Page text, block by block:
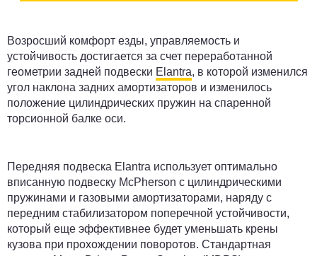
Возросший комфорт езды, управляемость и
устойчивость достигается за счет переработанной
геометрии задней подвески Elantra, в которой изменился
угол наклона задних амортизаторов и изменилось
положение цилиндрических пружин на спаренной
торсионной балке оси.
Передняя подвеска Elantra использует оптимально
вписанную подвеску McPherson с цилиндрическими
пружинами и газовыми амортизаторами, наряду с
передним стабилизатором поперечной устойчивости,
который еще эффективнее будет уменьшать крены
кузова при прохождении поворотов. Стандартная